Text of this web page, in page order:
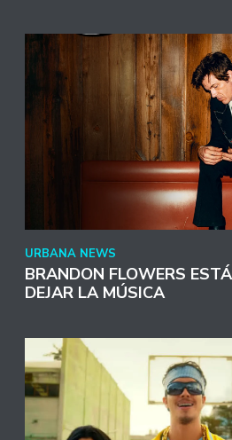
URBANA NEWS
BRANDON FLOWERS
DEJAR LA MÚSICA